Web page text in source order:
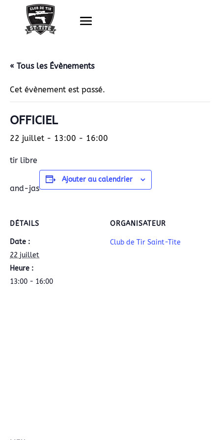
« Tous les Évènements
Cet évènement est passé.
OFFICIEL
22 juillet - 13:00 - 16:00
tir libre
and-jas
Ajouter au calendrier
DÉTAILS
Date :
22 juillet
Heure :
13:00 - 16:00
ORGANISATEUR
Club de Tir Saint-Tite